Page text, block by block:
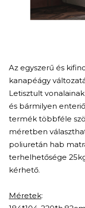
Az egyszerű és
kanapéágy
Letisztult
és bármilyen
termék többféle
méretben
poliuretán hab
terhelhetősége
kérhető.
Méretek: